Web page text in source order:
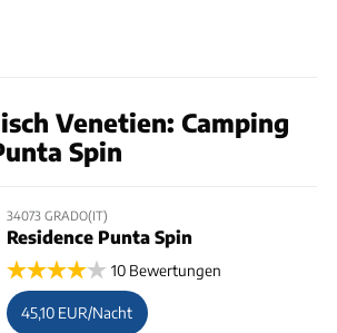
Venetien: Camping
Spin
34073 GRADO(IT)
Residence Punta Spin
10 Bewertungen
45,10 EUR/Nacht